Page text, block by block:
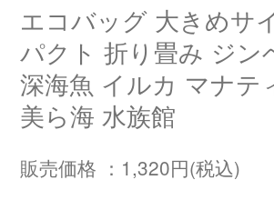
エコバッグ 大きめサ
パクト 折り畳み ジン
深海魚 イルカ マナテ
美ら海 水族館
販売価格 ：1,320円(税込)